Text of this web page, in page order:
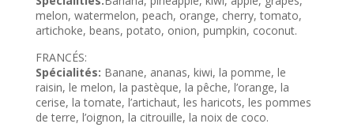
melon, watermelon, peach, orange, cherry, tomato,
artichoke, beans, potato, onion, pumpkin, coconut.
FRANCÉS:
Spécialités: Banane, ananas, kiwi, la pomme, le
raisin, le melon, la pastèque, la pêche, l’orange, la
cerise, la tomate, l’artichaut, les haricots, les pommes
de terre, l’oignon, la citrouille, la noix de coco.